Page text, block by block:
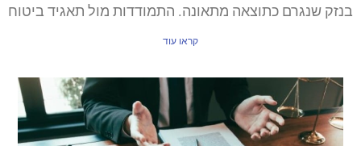
בנזק שנגרם כתוצאה מתאונה. התמודדות מול תאגיד ביטוח
קראו עוד